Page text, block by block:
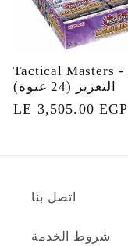
Tactical Masters - صندوق
التعزيز (24 عبوة)
السعر
LE 3,505.00 EGP
اتصل بنا
شروط الخدمة